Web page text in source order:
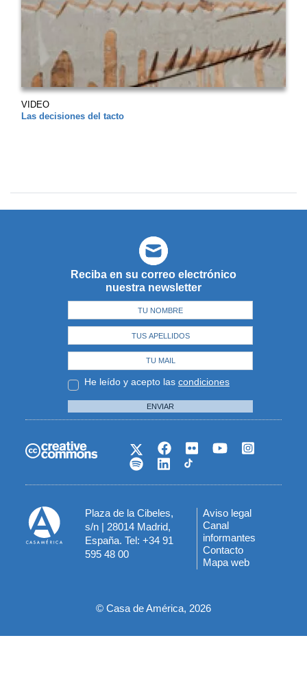
VIDEO
Las decisiones del tacto
Reciba en su correo electrónico
nuestra newsletter
He leído y acepto las condiciones
ENVIAR
Plaza de la Cibeles,
s/n | 28014 Madrid,
España. Tel: +34 91
595 48 00
Menú
del
pie
Aviso legal
Canal
informantes
Contacto
Mapa web
© Casa de América, 2026